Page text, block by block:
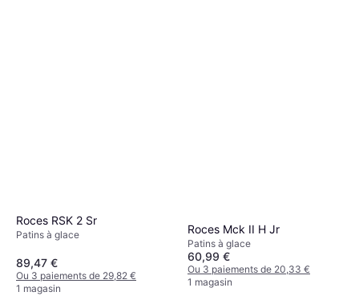
Roces RSK 2 Sr
Patins à glace
89,47 €
Ou 3 paiements de 29,82 €
1 magasin
Roces Mck II H Jr
Patins à glace
60,99 €
Ou 3 paiements de 20,33 €
1 magasin